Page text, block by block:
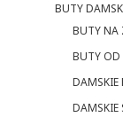
BUTY
BUTY NA
BUTY OD
DAMSKIE
DAMSKIE